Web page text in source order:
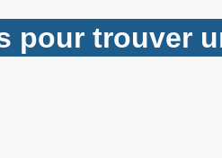
pour trouver